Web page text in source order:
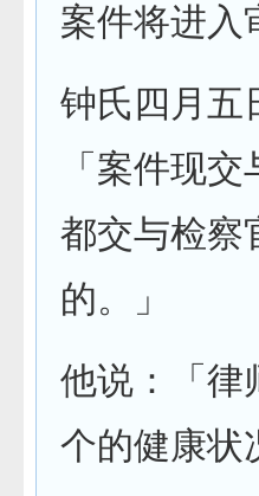
案件将进入
钟氏四月五
「案件现
都交与检察
的。」
他说：「律
个的健康状